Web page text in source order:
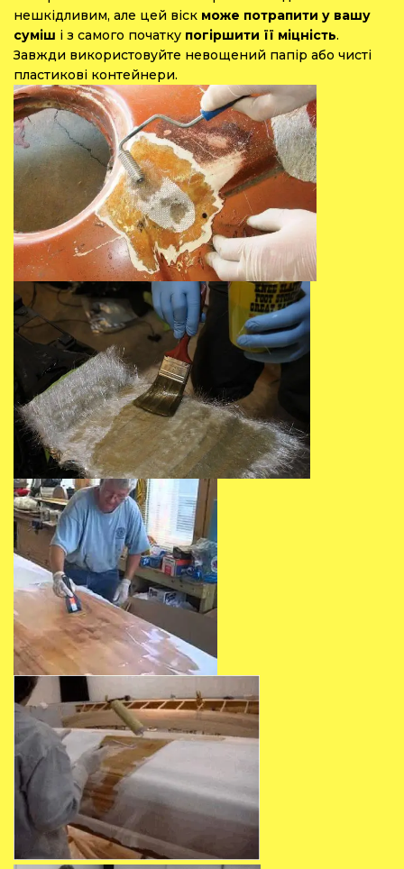
нешкідливим, але цей віск може потрапити у вашу
суміш і з самого початку погіршити її міцність.
Завжди використовуйте невощений папір або чисті
пластикові контейнери.